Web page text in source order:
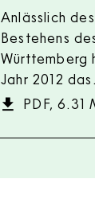
Anlässlich
Bestehens
Württemberg
Jahr 2012
PDF, 6.31